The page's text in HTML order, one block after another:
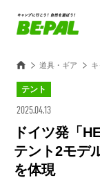
道具・ギア
テント
2025.04.13
ドイツ発「
テント2モデ
を体現